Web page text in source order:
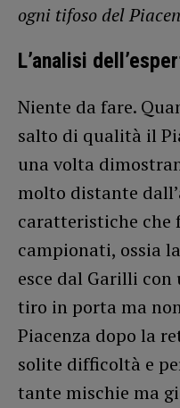
ogni tifoso del
L’analisi
Niente da fare.
salto di qualità il
una volta
molto distante
caratteristiche che
campionati, ossia
esce dal Garilli
tiro in porta ma
Piacenza dopo la
solite difficoltà e
tante mischie ma